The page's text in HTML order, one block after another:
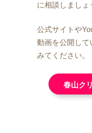
に相談しましょ
公式サイトや
動画を公開して
みてください。
春山ク